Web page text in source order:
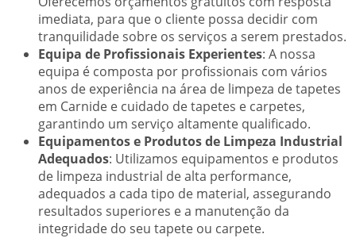
imediata, para que o cliente possa decidir com
tranquilidade sobre os serviços a serem prestados.
Equipa de Profissionais Experientes: A nossa
equipa é composta por profissionais com vários
anos de experiência na área de limpeza de tapetes
em Carnide e cuidado de tapetes e carpetes,
garantindo um serviço altamente qualificado.
Equipamentos e Produtos de Limpeza Industrial
Adequados: Utilizamos equipamentos e produtos
de limpeza industrial de alta performance,
adequados a cada tipo de material, assegurando
resultados superiores e a manutenção da
integridade do seu tapete ou carpete.